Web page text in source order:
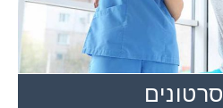
סרטונים